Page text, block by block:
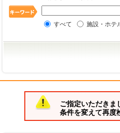
すべて 施設・ホテ
ご指定いただきま
条件を変えて再度